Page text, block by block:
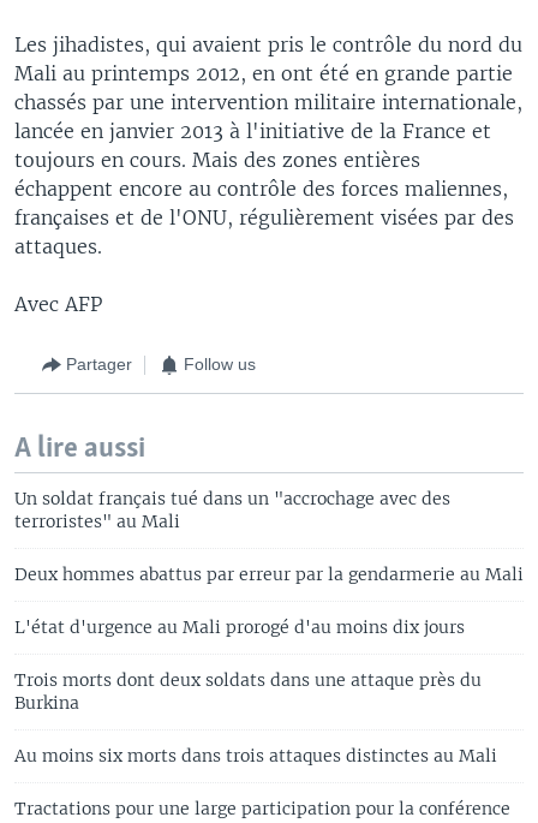
Les jihadistes, qui avaient pris le contrôle du nord du
Mali au printemps 2012, en ont été en grande partie
chassés par une intervention militaire internationale,
lancée en janvier 2013 à l'initiative de la France et
toujours en cours. Mais des zones entières
échappent encore au contrôle des forces maliennes,
françaises et de l'ONU, régulièrement visées par des
attaques.
Avec AFP
Partager Follow us
A lire aussi
Un soldat français tué dans un "accrochage avec des
terroristes" au Mali
Deux hommes abattus par erreur par la gendarmerie au Mali
L'état d'urgence au Mali prorogé d'au moins dix jours
Trois morts dont deux soldats dans une attaque près du
Burkina
Au moins six morts dans trois attaques distinctes au Mali
Tractations pour une large participation pour la conférence